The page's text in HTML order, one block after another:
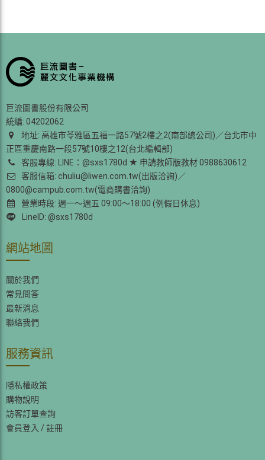
巨流圖書股份有限公司
統編: 04202062
地址: 高雄市苓雅區五福一路57號2樓之2(南部總公司)／台北市中
正區重慶南路一段57號10樓之12(台北編輯部)
客服專線: LINE：@sxs1780d ★ 申請教師版教材 0988630612
客服信箱: chuliu@liwen.com.tw(出版洽詢)／
0800@campub.com.tw(電商購書洽詢)
營業時段: 週一～週五 09:00～18:00 (例假日休息)
LineID: @sxs1780d
網站地圖
關於我們
常見問答
最新消息
聯絡我們
服務資訊
隱私權政策
購物說明
訪客訂單查詢
會員登入 / 註冊